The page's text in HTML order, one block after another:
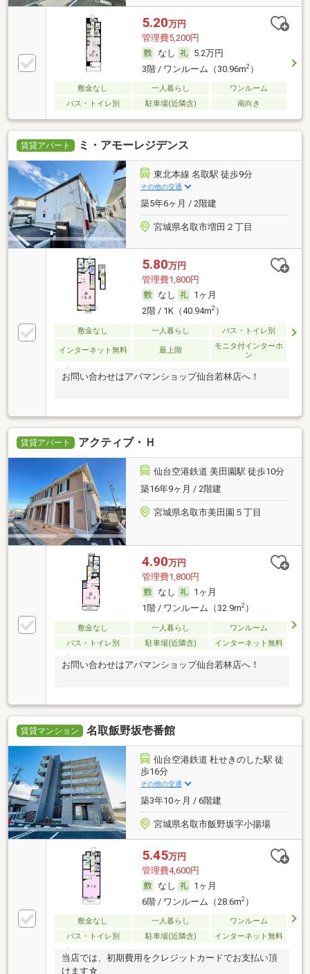
5.20万円
管理費5,200円
なし
5.2万円
3階 / ワンルーム（30.96m2）
敷金なし 一人暮らし
ワンルーム
バス・トイレ別
駐車場(近隣含) 南向き
賃貸アパート ミ・アモーレジデンス
東北本線 名取駅 徒歩9分
その他の交通
築5年6ヶ月 / 2階建
宮城県名取市増田２丁目
5.80万円
管理費1,800円
なし
1ヶ月
2階 / 1K（40.94m2）
敷金なし 一人暮らし バス・トイレ別
インターネット無料 最上階
モニタ付インターホ
ン
お問い合わせはアパマンショップ仙台若林店へ！
賃貸アパート アクティブ・Ｈ
仙台空港鉄道 美田園駅 徒歩10分
築16年9ヶ月 / 2階建
宮城県名取市美田園５丁目
4.90万円
管理費1,800円
なし
1ヶ月
1階 / ワンルーム（32.9m2）
敷金なし 一人暮らし
ワンルーム
バス・トイレ別
駐車場(近隣含) インターネット無料
お問い合わせはアパマンショップ仙台若林店へ！
賃貸マンション 名取飯野坂壱番館
仙台空港鉄道 杜せきのした駅 徒
歩16分
その他の交通
築3年10ヶ月 / 6階建
宮城県名取市飯野坂字小揚場
5.45万円
管理費4,600円
なし
1ヶ月
6階 / ワンルーム（28.6m2）
敷金なし 一人暮らし
ワンルーム
バス・トイレ別
駐車場(近隣含) インターネット無料
当店では、初期費用をクレジットカードでお支払い頂
けます☆